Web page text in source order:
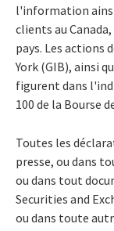
l'information ainsi
clients au
pays. Les actions
York (GIB), ainsi
figurent dans
100 de la Bourse
Toutes les
presse, ou dans
ou dans tout
Securities and
ou dans toute